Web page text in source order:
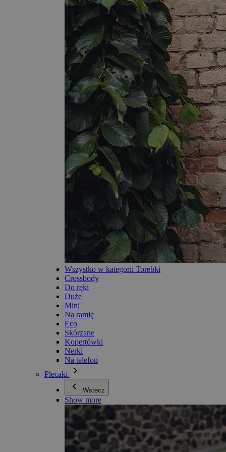
Wszystko w kategorii Torebki
Crossbody
Do ręki
Duże
Mini
Na ramię
Eco
Skórzane
Kopertówki
Nerki
Na telefon
Plecaki
Wstecz
Show more